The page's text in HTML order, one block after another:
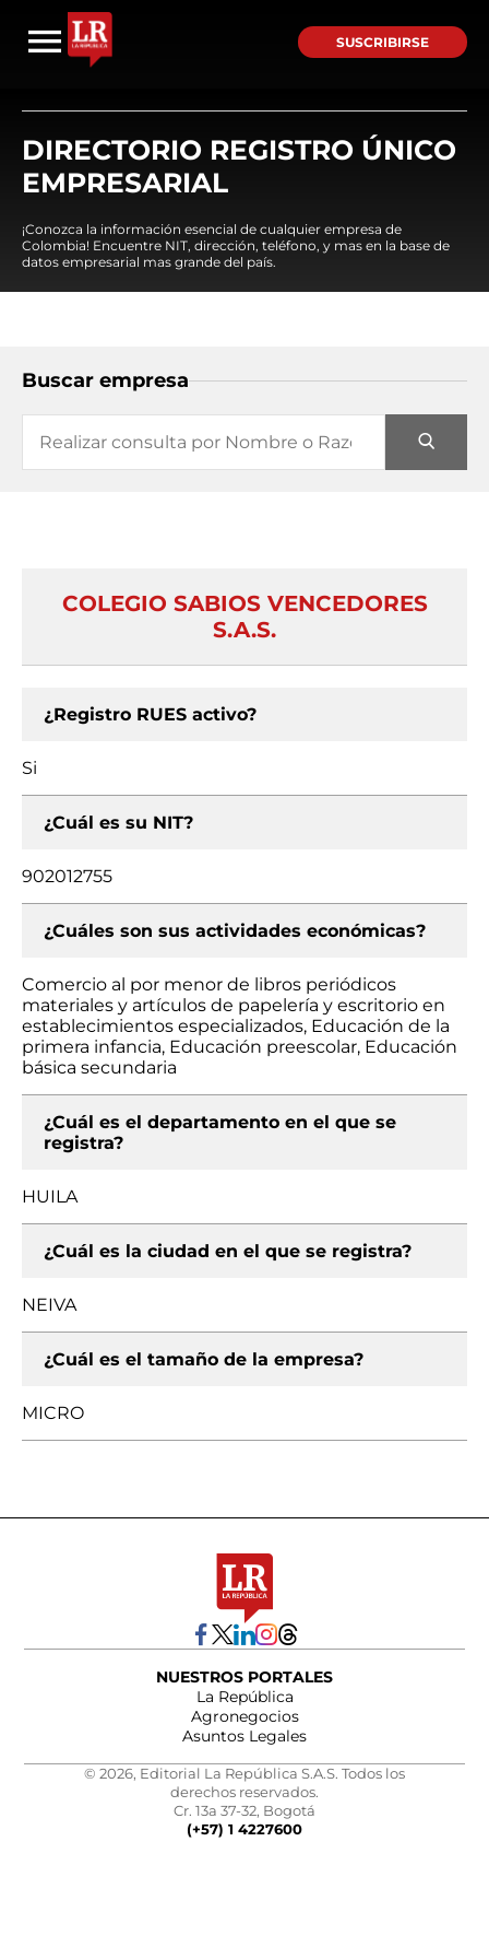
SUSCRIBIRSE
DIRECTORIO REGISTRO ÚNICO
EMPRESARIAL
¡Conozca la información esencial de cualquier empresa de
Colombia! Encuentre NIT, dirección, teléfono, y mas en la base de
datos empresarial mas grande del país.
Buscar empresa
COLEGIO SABIOS VENCEDORES
S.A.S.
¿Registro RUES activo?
Si
¿Cuál es su NIT?
902012755
¿Cuáles son sus actividades económicas?
Comercio al por menor de libros periódicos
materiales y artículos de papelería y escritorio en
establecimientos especializados, Educación de la
primera infancia, Educación preescolar, Educación
básica secundaria
¿Cuál es el departamento en el que se
registra?
HUILA
¿Cuál es la ciudad en el que se registra?
NEIVA
¿Cuál es el tamaño de la empresa?
MICRO
NUESTROS PORTALES
La República
Agronegocios
Asuntos Legales
© 2026, Editorial La República S.A.S. Todos los
derechos reservados.
Cr. 13a 37-32, Bogotá
(+57) 1 4227600